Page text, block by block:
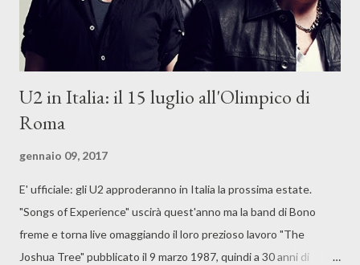
U2 in Italia: il 15 luglio all'Olimpico di
Roma
gennaio 09, 2017
E' ufficiale: gli U2 approderanno in Italia la prossima estate.
"Songs of Experience" uscirà quest'anno ma la band di Bono
freme e torna live omaggiando il loro prezioso lavoro "The
Joshua Tree" pubblicato il 9 marzo 1987, quindi a 30 anni di